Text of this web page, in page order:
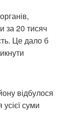
за 20 тисяч
Це дало б
відбулося
суми